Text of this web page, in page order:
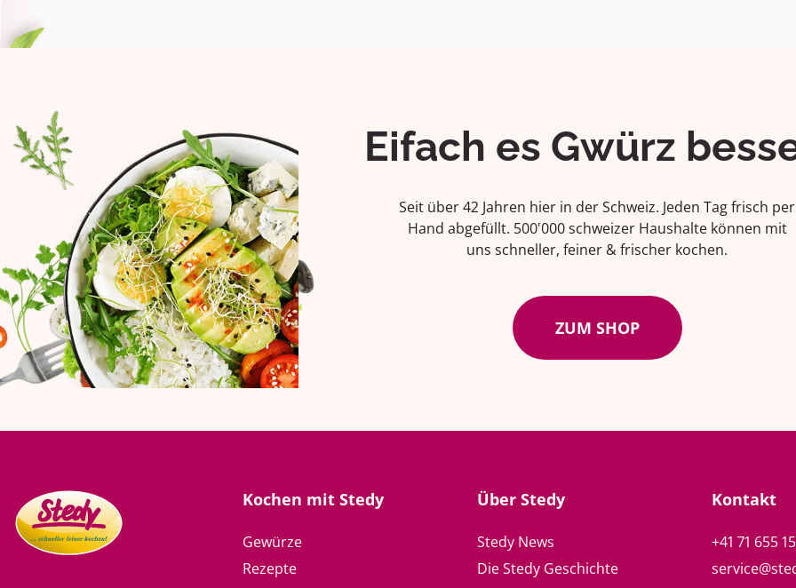
Eifach es Gwürz
Seit über 42 Jahren hier in der Schweiz. Jeden Tag frisch per
Hand abgefüllt. 500'000 schweizer Haushalte können mit
uns schneller, feiner & frischer kochen.
ZUM SHOP
Kochen mit Stedy
Gewürze
Rezepte
Über Stedy
Stedy News
Die Stedy Geschichte
Kontakt
+41 71 655